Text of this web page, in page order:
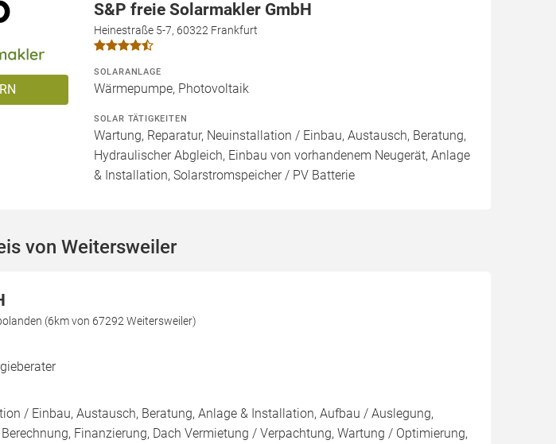
S&P freie Solarmakler GmbH
Heinestraße 5-7, 60322 Frankfurt
SOLARANLAGE
Wärmepumpe, Photovoltaik
SOLAR TÄTIGKEITEN
Wartung, Reparatur, Neuinstallation / Einbau, Austausch, Beratung,
Hydraulischer Abgleich, Einbau von vorhandenem Neugerät, Anlage
& Installation, Solarstromspeicher / PV Batterie
von Weitersweiler
(6km von 67292 Weitersweiler)
/ Einbau, Austausch, Beratung, Anlage & Installation, Aufbau / Auslegung,
Finanzierung, Dach Vermietung / Verpachtung, Wartung / Optimierung,